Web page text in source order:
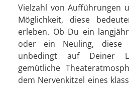
Vielzahl von Aufführungen
Möglichkeit, diese
erleben. Ob Du ein
oder ein Neuling, diese
unbedingt auf Deiner
gemütliche
dem Nervenkitzel eines